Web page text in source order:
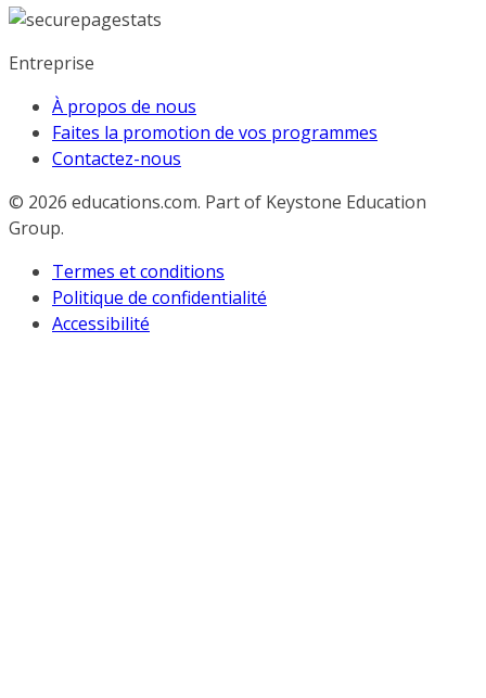
Entreprise
À propos de nous
Faites la promotion de vos programmes
Contactez-nous
© 2026 educations.com. Part of Keystone Education
Group.
Termes et conditions
Politique de confidentialité
Accessibilité